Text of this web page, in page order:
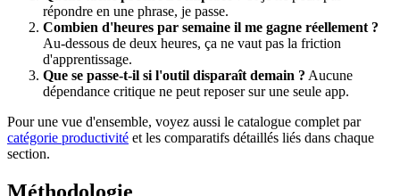
répondre en une phrase, je passe.
Combien d'heures par semaine il me gagne réellement ?
Au-dessous de deux heures, ça ne vaut pas la friction
d'apprentissage.
Que se passe-t-il si l'outil disparaît demain ? Aucune
dépendance critique ne peut reposer sur une seule app.
Pour une vue d'ensemble, voyez aussi le catalogue complet par
catégorie productivité et les comparatifs détaillés liés dans chaque
section.
Méthodologie